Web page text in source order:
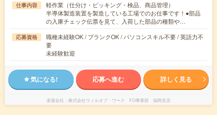
仕事内容
軽作業（仕分け・ピッキング・検品、商品管理）
半導体製造装置を製造している工場でのお仕事です！●部品
の入庫チェック伝票を見て、入荷した部品の種類や…
応募資格
職種未経験OK / ブランクOK / パソコンスキル不要 / 英語力不
要
未経験歓迎
気になる! 応募へ進む 詳しく見る
派遣会社 株式会社ウィルオブ・ワーク FO事業部 福岡支店